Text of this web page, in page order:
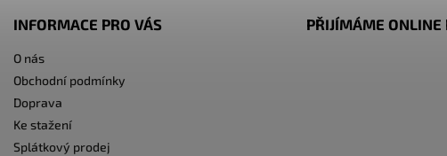
INFORMACE PRO VÁS
O nás
Obchodní podmínky
Doprava
Ke stažení
Splátkový prodej
PŘIJÍMÁME ONLINE